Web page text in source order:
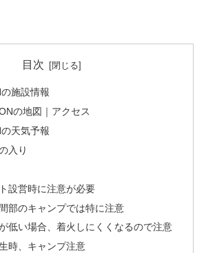
目次
施設情報
の地図｜アクセス
天気予報
入り
設営時に注意が必要
部のキャンプでは特に注意
低い場合、着火しにくくなるので注意
時、キャンプ注意